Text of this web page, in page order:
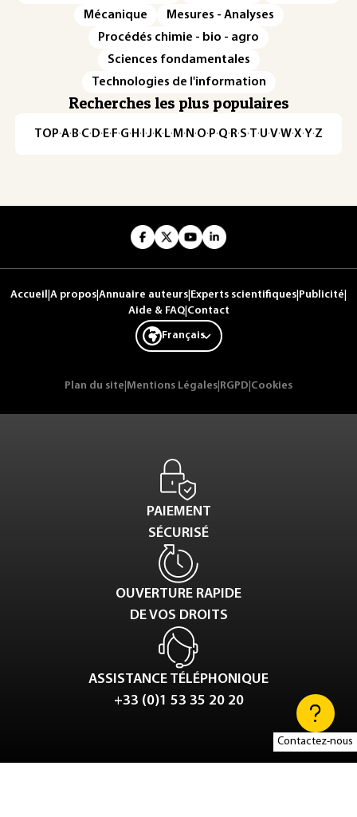
Contactez-nous
Mécanique
Mesures - Analyses
Procédés chimie - bio - agro
Sciences fondamentales
Technologies de l'information
Recherches les plus populaires
TOP·A·B·C· D· E· F·G· H · ·J· K· L· M · N ·O· P·Q· R·S·T·U·V·W·X·Y·Z
Accueil A propos Annuaire auteurs Experts scientifiques Publicité
Aide & FAQ| Contact
Français
Plan du site Mentions Légales RGPD Cookies
PAIEMENT
SÉCURISÉ
OUVERTURE RAPIDE
DE VOS DROITS
ASSISTANCE TÉLÉPHONIQUE
+33 (0)1 53 35 20 20